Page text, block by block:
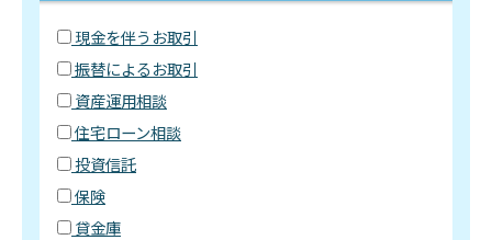
現金を伴うお取引
振替によるお取引
資産運用相談
住宅ローン相談
投資信託
保険
貸金庫